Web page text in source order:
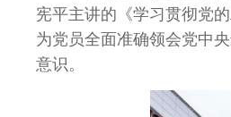
宪平主讲的《学习贯彻党
为党员全面准确领会党中
意识。